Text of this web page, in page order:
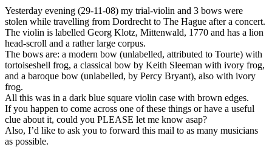
Yesterday evening (29-11-08) my trial-violin and 3 bows were
stolen while travelling from Dordrecht to The Hague after a concert.
The violin is labelled Georg Klotz, Mittenwald, 1770 and has a lion
head-scroll and a rather large corpus.
The bows are: a modern bow (unlabelled, attributed to Tourte) with
tortoiseshell frog, a classical bow by Keith Sleeman with ivory frog,
and a baroque bow (unlabelled, by Percy Bryant), also with ivory
frog.
All this was in a dark blue square violin case with brown edges.
If you happen to come across one of these things or have a useful
clue about it, could you PLEASE let me know asap?
Also, I’d like to ask you to forward this mail to as many musicians
as possible.